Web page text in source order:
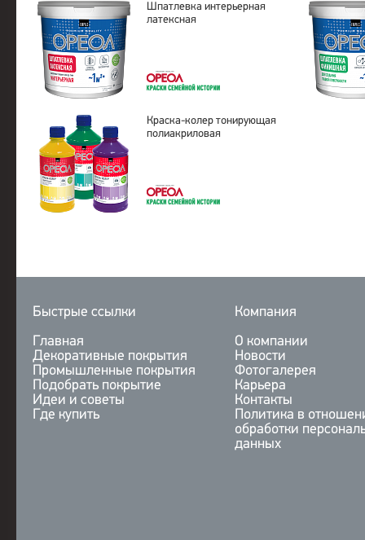
Шпатлевка интерьерная
латексная
Краска-колер тонирующая
полиакриловая
Быстрые ссылки
Главная
Декоративные покрытия
Промышленные покрытия
Подобрать покрытие
Идеи и советы
Где купить
Компания
О компании
Новости
Фотогалерея
Карьера
Контакты
Политика в
обработки
данных